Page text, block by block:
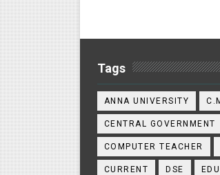
Tags
ANNA UNIVERSITY
CENTRAL GOVERNMENT
COMPUTER TEACHER
CURRENT DSE